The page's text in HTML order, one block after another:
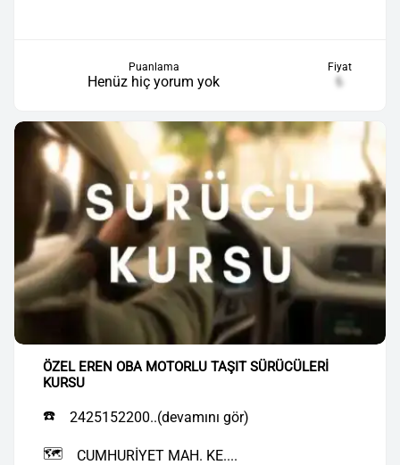
Puanlama
Henüz hiç yorum yok
Fiyat
₺
ÖZEL EREN OBA MOTORLU TAŞIT SÜRÜCÜLERİ
KURSU
☎️ 2425152200..(devamını gör)
🗺️ CUMHURİYET MAH. KE....